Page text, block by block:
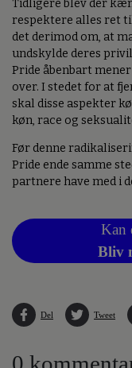
Tidligere blev der
respektere alles ret
det derimod om, at
undskylde deres
Pride åbenbart
over. I stedet for at
skal disse aspekter
køn, race og
Før denne
Pride ende samme
partnere have med i
Kan
Bliv
Del Tweet